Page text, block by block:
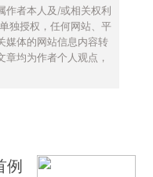
作者本人及/或相关权利
独授权，任何网站、平
媒体的网站信息内容转
均为作者个人观点，
例